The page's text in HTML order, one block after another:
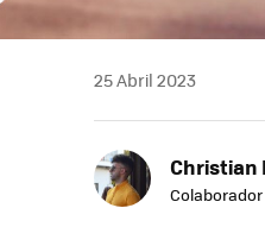
25 Abril 2023
Christian
Colaborador